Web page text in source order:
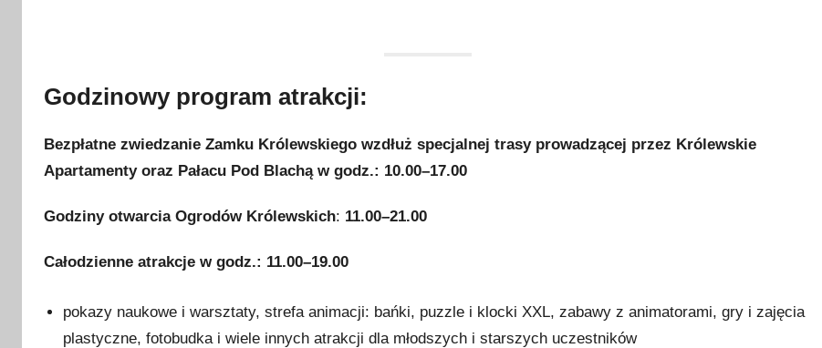
Godzinowy program atrakcji:
Bezpłatne zwiedzanie Zamku Królewskiego wzdłuż specjalnej trasy prowadzącej przez Królewskie
Apartamenty oraz Pałacu Pod Blachą w godz.: 10.00–17.00
Godziny otwarcia Ogrodów Królewskich: 11.00–21.00
Całodzienne atrakcje w godz.: 11.00–19.00
pokazy naukowe i warsztaty, strefa animacji: bańki, puzzle i klocki XXL, zabawy z animatorami, gry i zajęcia
plastyczne, fotobudka i wiele innych atrakcji dla młodszych i starszych uczestników